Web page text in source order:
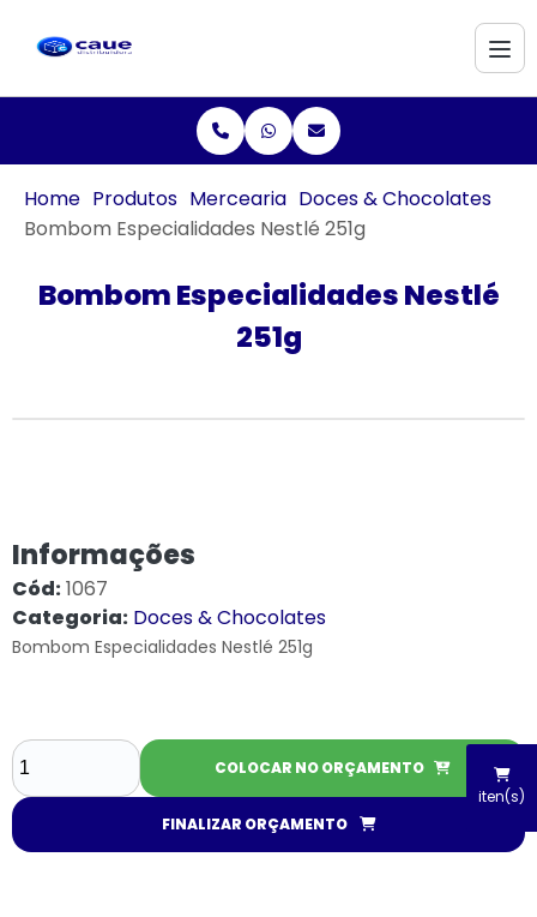
iten(s)
Home Produtos Mercearia Doces & Chocolates
Bombom Especialidades Nestlé 251g
Bombom Especialidades Nestlé
251g
Informações
Cód:1067
Categoria: Doces & Chocolates
Bombom Especialidades Nestlé 251g
COLOCAR NO ORÇAMENTO
FINALIZAR ORÇAMENTO